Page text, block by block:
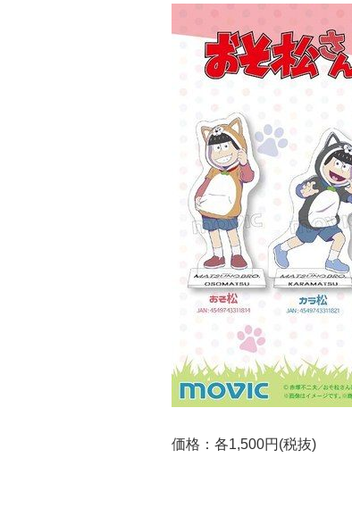
価格：各1,500円(税抜)